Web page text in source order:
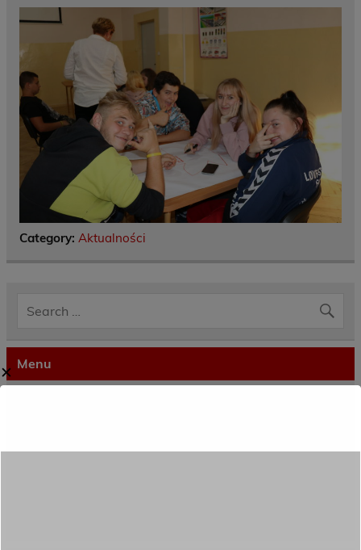
Category: Aktualności
Menu
✕